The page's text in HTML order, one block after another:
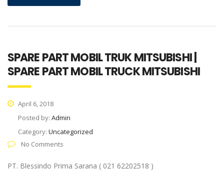
SPARE PART MOBIL TRUK MITSUBISHI |
SPARE PART MOBIL TRUCK MITSUBISHI
April 6, 2018
Posted by: Admin
Category: Uncategorized
No Comments
PT. Blessindo Prima Sarana ( 021 62202518 )